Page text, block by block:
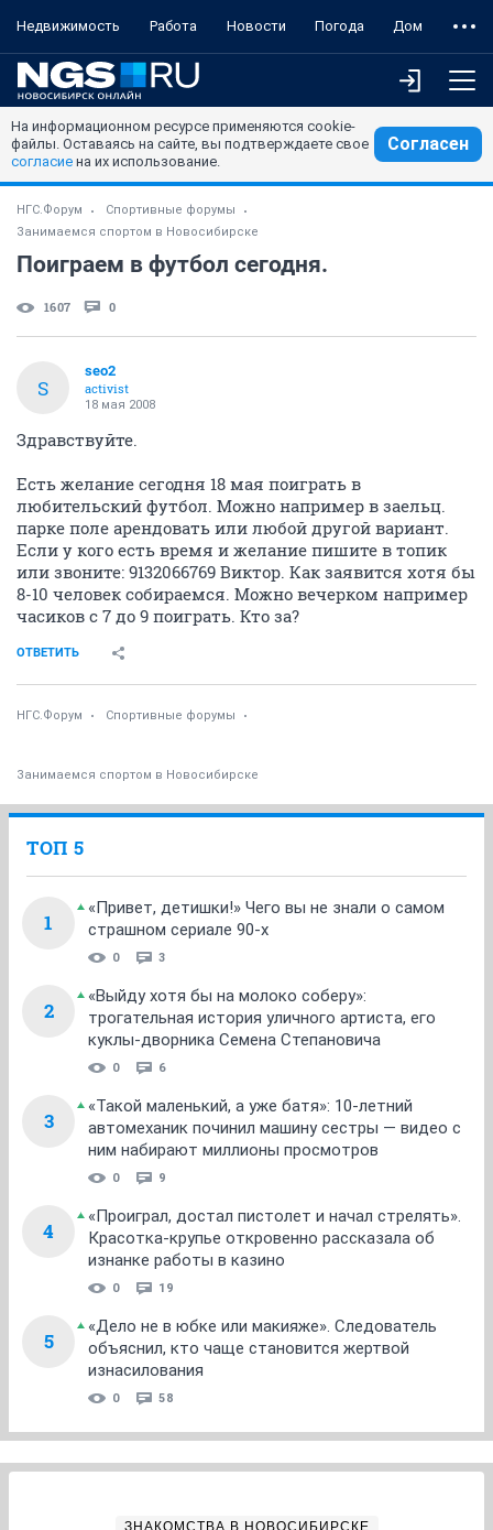
Недвижимость Работа Новости Погода Дом
На информационном ресурсе применяются cookie-
файлы. Оставаясь на сайте, вы подтверждаете свое
согласие на их использование.
Согласен
НГС.Форум
Спортивные форумы
Занимаемся спортом в Новосибирске
Поиграем в футбол сегодня.
1607 0
S
seo2
activist
18 мая 2008
Здравствуйте.
Есть желание сегодня 18 мая поиграть в
любительский футбол. Можно например в заельц.
парке поле арендовать или любой другой вариант.
Если у кого есть время и желание пишите в топик
или звоните: 9132066769 Виктор. Как заявится хотя бы
8-10 человек собираемся. Можно вечерком например
часиков с 7 до 9 поиграть. Кто за?
ОТВЕТИТЬ
НГС.Форум Спортивные форумы
Занимаемся спортом в Новосибирске
ТОП 5
1
«Привет, детишки!» Чего вы не знали о самом
страшном сериале 90-х
0 3
2
«Выйду хотя бы на молоко соберу»:
трогательная история уличного артиста, его
куклы-дворника Семена Степановича
0 6
3
«Такой маленький, а уже батя»: 10-летний
автомеханик починил машину сестры — видео с
ним набирают миллионы просмотров
0 9
4
«Проиграл, достал пистолет и начал стрелять».
Красотка-крупье откровенно рассказала об
изнанке работы в казино
0 19
5
«Дело не в юбке или макияже». Следователь
объяснил, кто чаще становится жертвой
изнасилования
0 58
ЗНАКОМСТВА В НОВОСИБИРСКЕ